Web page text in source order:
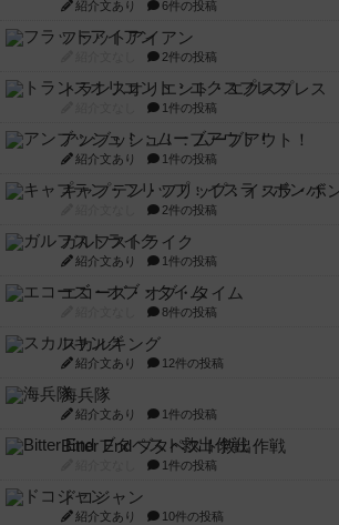
紹介文あり 6件の投稿
フラットアイアン
2件の投稿
トランスオリエント・エクスプレス
1件の投稿
アンブッシュ！：ムーブアウト！
紹介文あり 1件の投稿
キャプテン・フリップ：イスラ・ボ
2件の投稿
ガルフストライク
紹介文あり 1件の投稿
エコーズ・オブ・タイム
8件の投稿
スカルキング
紹介文あり 12件の投稿
海兵隊
紹介文あり 1件の投稿
Bitter End ブタペスト救出作戦
1件の投稿
ドコジャン
紹介文あり 10件の投稿